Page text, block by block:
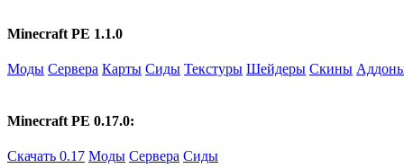
Minecraft PE 1.1.0
Моды Сервера Карты Сиды Текстуры Шейдеры Скины
Minecraft PE 0.17.0:
Скачать 0.17 Моды Сервера Сиды